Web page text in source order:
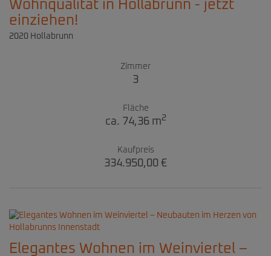
Wohnqualität in Hollabrunn - jetzt
einziehen!
2020 Hollabrunn
Zimmer
3
Fläche
ca. 74,36 m2
Kaufpreis
334.950,00 €
Elegantes Wohnen im Weinviertel –